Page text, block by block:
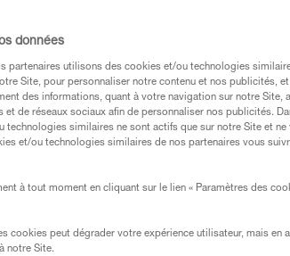
sur une longe de
poids de la victime influe peu
secours sont relativement
dans ce conseil avant de le
technique pour pouvoir
données
partenaires utilisons des cookies et/ou technologies
Site, pour personnaliser notre contenu et nos publicités,
des informations, quant à votre navigation sur notre Site,
de réseaux sociaux afin de personnaliser nos publicités.
technologies similaires ne sont actifs que sur notre Site et ne
et/ou technologies similaires de nos partenaires vous
à tout moment en cliquant sur le lien « Paramètres des
cookies peut dégrader votre expérience utilisateur, mais en
notre Site.